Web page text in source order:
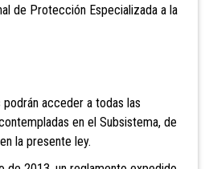
de Protección Especializada a la
acceder a todas las
en el Subsistema, de
la presente ley.